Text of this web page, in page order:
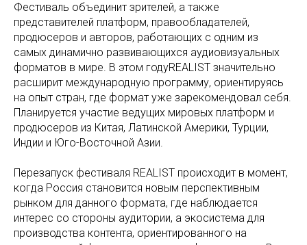
Фестиваль объединит зрителей, а также
представителей платформ, правообладателей,
продюсеров и авторов, работающих с одним из
самых динамично развивающихся аудиовизуальных
форматов в мире. В этом годуREALIST значительно
расширит международную программу, ориентируясь
на опыт стран, где формат уже зарекомендовал себя.
Планируется участие ведущих мировых платформ и
продюсеров из Китая, Латинской Америки, Турции,
Индии и Юго-Восточной Азии.
Перезапуск фестиваля REALIST происходит в момент,
когда Россия становится новым перспективным
рынком для данного формата, где наблюдается
интерес со стороны аудитории, а экосистема для
производства контента, ориентированного на